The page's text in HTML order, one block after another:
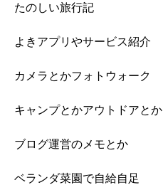
たのしい旅行記
よきアプリやサービス紹介
カメラとかフォトウォーク
キャンプとかアウトドアとか
ブログ運営のメモとか
ベランダ菜園で自給自足